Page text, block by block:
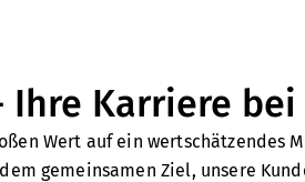
Ihre Karriere
Wert auf ein wertschätzendes
gemeinsamen Ziel, unsere